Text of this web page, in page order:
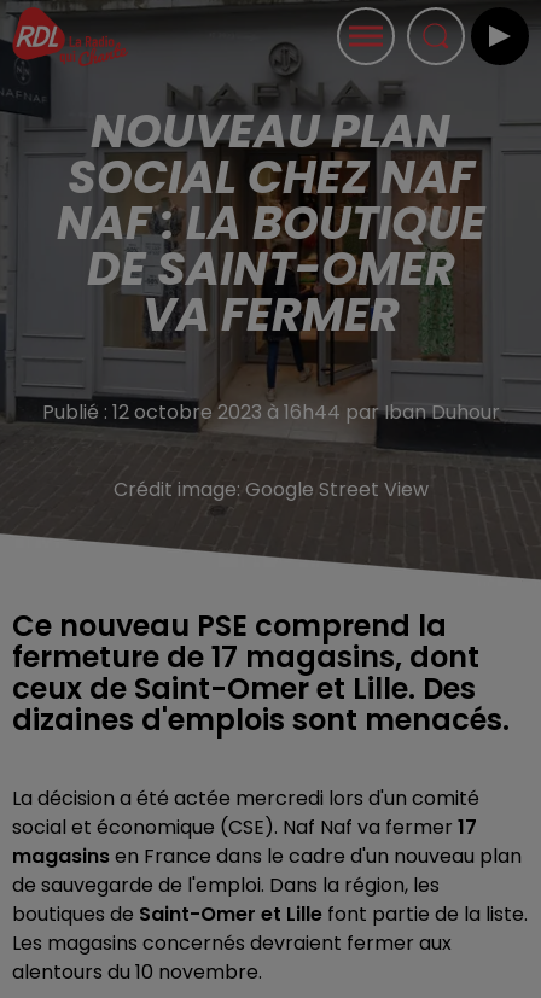
NOUVEAU PLAN
SOCIAL CHEZ NAF
NAF : LA BOUTIQUE
DE SAINT-OMER
VA FERMER
Publié : 12 octobre 2023 à 16h44 par Iban Duhour
Crédit image: Google Street View
Ce nouveau PSE comprend la
fermeture de 17 magasins, dont
ceux de Saint-Omer et Lille. Des
dizaines d'emplois sont menacés.
La décision a été actée mercredi lors d'un comité
social et économique (CSE). Naf Naf va fermer 17
magasinsen France dans le cadre d'un nouveau plan
de sauvegarde de l'emploi. Dans la région, les
boutiques de Saint-Omer et Lille font partie de la liste.
Les magasins concernés devraient fermer aux
alentours du 10 novembre.